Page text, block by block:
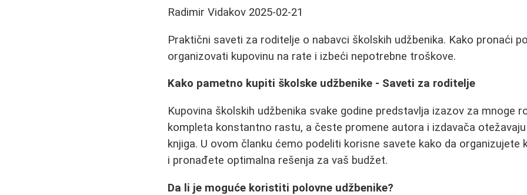
Radimir Vidakov 2025-02-21
Praktični saveti za roditelje o nabavci školskih udžbenika. Kako pronaći
organizovati kupovinu na rate i izbeći nepotrebne troškove.
Kako pametno kupiti školske udžbenike - Saveti za roditelje
Kupovina školskih udžbenika svake godine predstavlja izazov za mnoge
kompleta konstantno rastu, a česte promene autora i izdavača
knjiga. U ovom članku ćemo podeliti korisne savete kako da organizujete
i pronađete optimalna rešenja za vaš budžet.
Da li je moguće koristiti polovne udžbenike?